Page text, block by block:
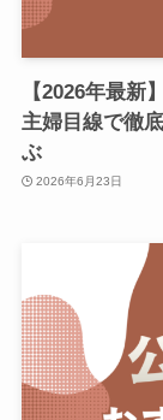
【2026年最新
主婦目線で徹
ぶ
2026年6月23日